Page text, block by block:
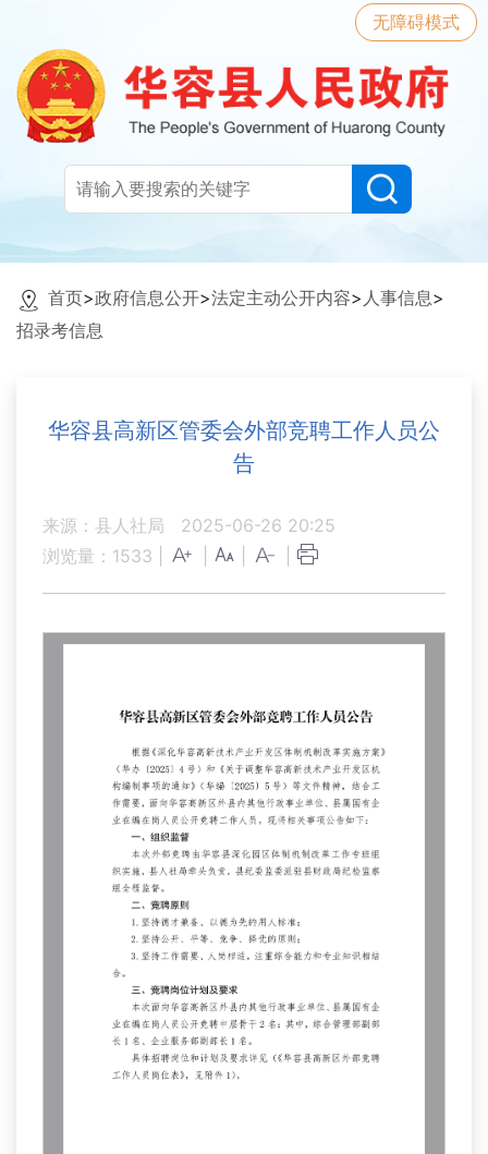
无障碍模式
首页>政府信息公开>法定主动公开内容> 人事信息>
招录考信息
华容县高新区管委会外部竞聘工作人员公
告
来源：县人社局
2025-06-26 20:25
浏览量： 1533